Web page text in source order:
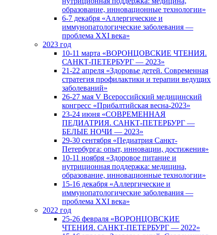
образование, инновационные технологии»
6-7 декабря «Аллергические и
иммунопатологические заболевания —
проблема XXI века»
2023 год
10-11 марта «ВОРОНЦОВСКИЕ ЧТЕНИЯ.
САНКТ-ПЕТЕРБУРГ — 2023»
21-22 апреля «Здоровье детей. Современная
стратегия профилактики и терапии ведущих
заболеваний»
26-27 мая V Всероссийский медицинский
конгресс «Прибалтийская весна-2023»
23-24 июня «СОВРЕМЕННАЯ
ПЕДИАТРИЯ. САНКТ-ПЕТЕРБУРГ —
БЕЛЫЕ НОЧИ — 2023»
29-30 сентября «Педиатрия Санкт-
Петербурга: опыт, инновации, достижения»
10-11 ноября «Здоровое питание и
нутриционная поддержка: медицина,
образование, инновационные технологии»
15-16 декабря «Аллергические и
иммунопатологические заболевания —
проблема XXI века»
2022 год
25-26 февраля «ВОРОНЦОВСКИЕ
ЧТЕНИЯ. САНКТ-ПЕТЕРБУРГ — 2022»